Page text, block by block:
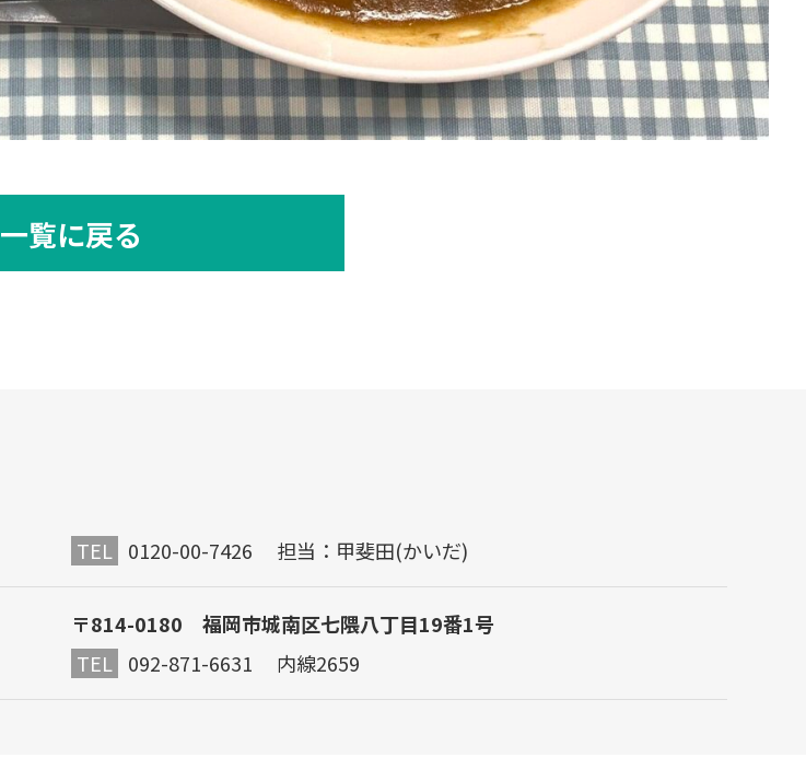
一覧に戻る
TEL 0120-00-7426 担当：甲斐田(かいだ)
〒814-0180 福岡市城南区七隈八丁目19番1号
TEL
092-871-6631 内線2659